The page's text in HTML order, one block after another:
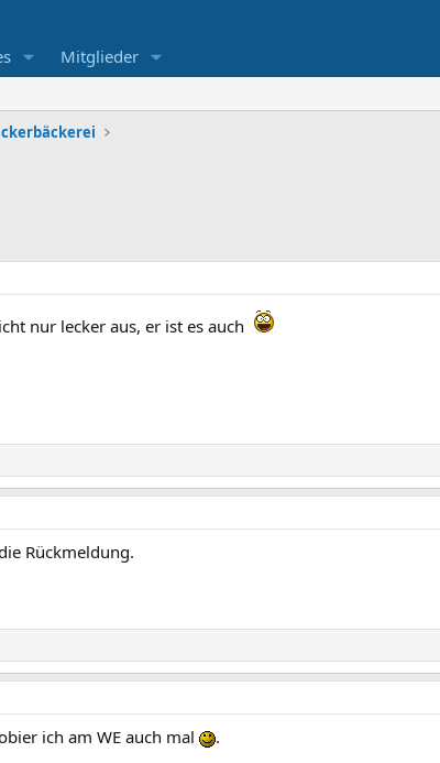
Mitglieder
nur lecker aus, er ist es auch
Rückmeldung.
ich am WE auch mal .